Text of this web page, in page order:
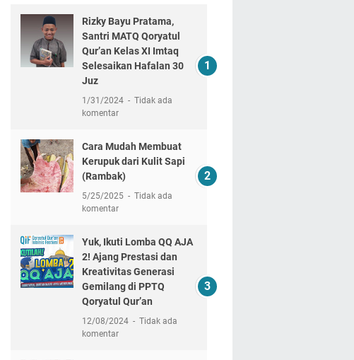
Rizky Bayu Pratama,
Santri MATQ Qoryatul
Qur’an Kelas XI Imtaq
Selesaikan Hafalan 30
Juz
1/31/2024
Tidak ada
komentar
Cara Mudah Membuat
Kerupuk dari Kulit Sapi
(Rambak)
5/25/2025
Tidak ada
komentar
Yuk, Ikuti Lomba QQ AJA
2! Ajang Prestasi dan
Kreativitas Generasi
Gemilang di PPTQ
Qoryatul Qur’an
12/08/2024
Tidak ada
komentar